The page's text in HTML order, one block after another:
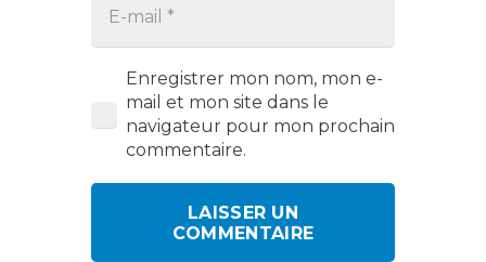
Enregistrer mon nom, mon e-
mail et mon site dans le
navigateur pour mon prochain
commentaire.
LAISSER UN
COMMENTAIRE